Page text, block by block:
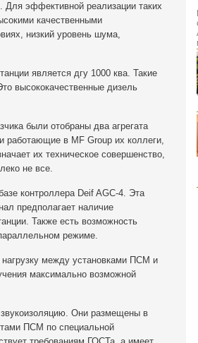
Для эффективной реализации таких
качественными
низкий уровень шума,
является дгу 1000 ква. Такие
высококачественные дизель
были отобраны два агрегата
работающие в MF Group их коллеги,
их техническое совершенство,
не все.
контроллера Deif AGC-4. Эта
предполагает наличие
Также есть возможность
режиме.
между установками ПСМ и
максимально возможной
Они размещены в
ПСМ по специальной